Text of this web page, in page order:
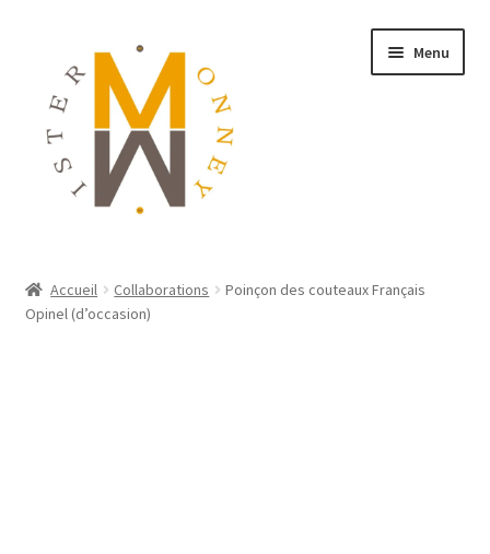
Menu
MONNAIES
Accueil Collaborations
Poinçon des couteaux Français
Opinel (d’occasion)